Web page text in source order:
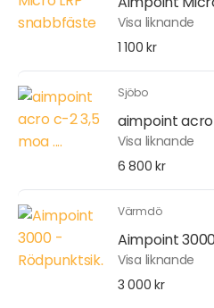
Visa liknande
1 100 kr
Sjöbo
aimpoint acro
Visa liknande
6 800 kr
Värmdö
Aimpoint
Visa liknande
3 000 kr